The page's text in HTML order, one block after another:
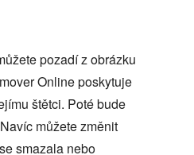
pozadí z obrázku
Online poskytuje
štětci. Poté bude
můžete změnit
smazala nebo